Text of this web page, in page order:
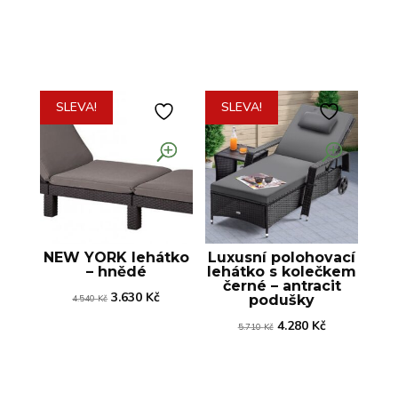
SLEVA!
NEW YORK lehátko
– hnědé
4.540Kč Původní
3.630 KčAktuální
SLEVA!
Luxusní polohovací
lehátko s kolečkem
černé – antracit
podušky
5.710Kč Původní
4.280 KčAktuální